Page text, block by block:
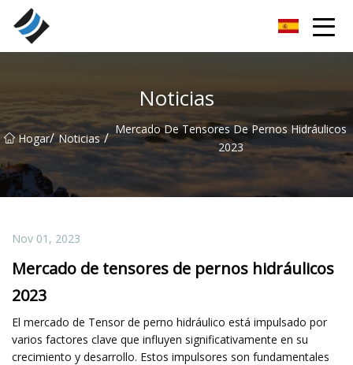
Noticias
Hogar/ Noticias / Mercado De Tensores De Pernos Hidráulicos
2023
Nov 01, 2023
Mercado de tensores de pernos hidráulicos
2023
El mercado de Tensor de perno hidráulico está impulsado por
varios factores clave que influyen significativamente en su
crecimiento y desarrollo. Estos impulsores son fundamentales